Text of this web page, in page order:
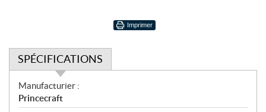
Imprimer
SPÉCIFICATIONS
S
p
Manufacturier :
Princecraft